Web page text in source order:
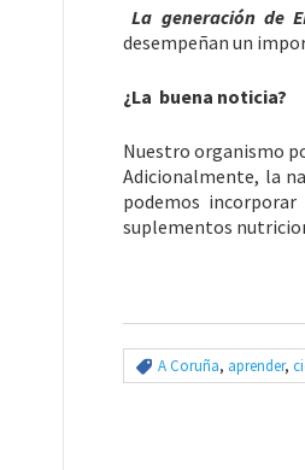
La generación de
desempeñan un
¿La buena noticia?
Nuestro organismo
Adicionalmente, la
podemos
suplementos
A Coruña, aprender,